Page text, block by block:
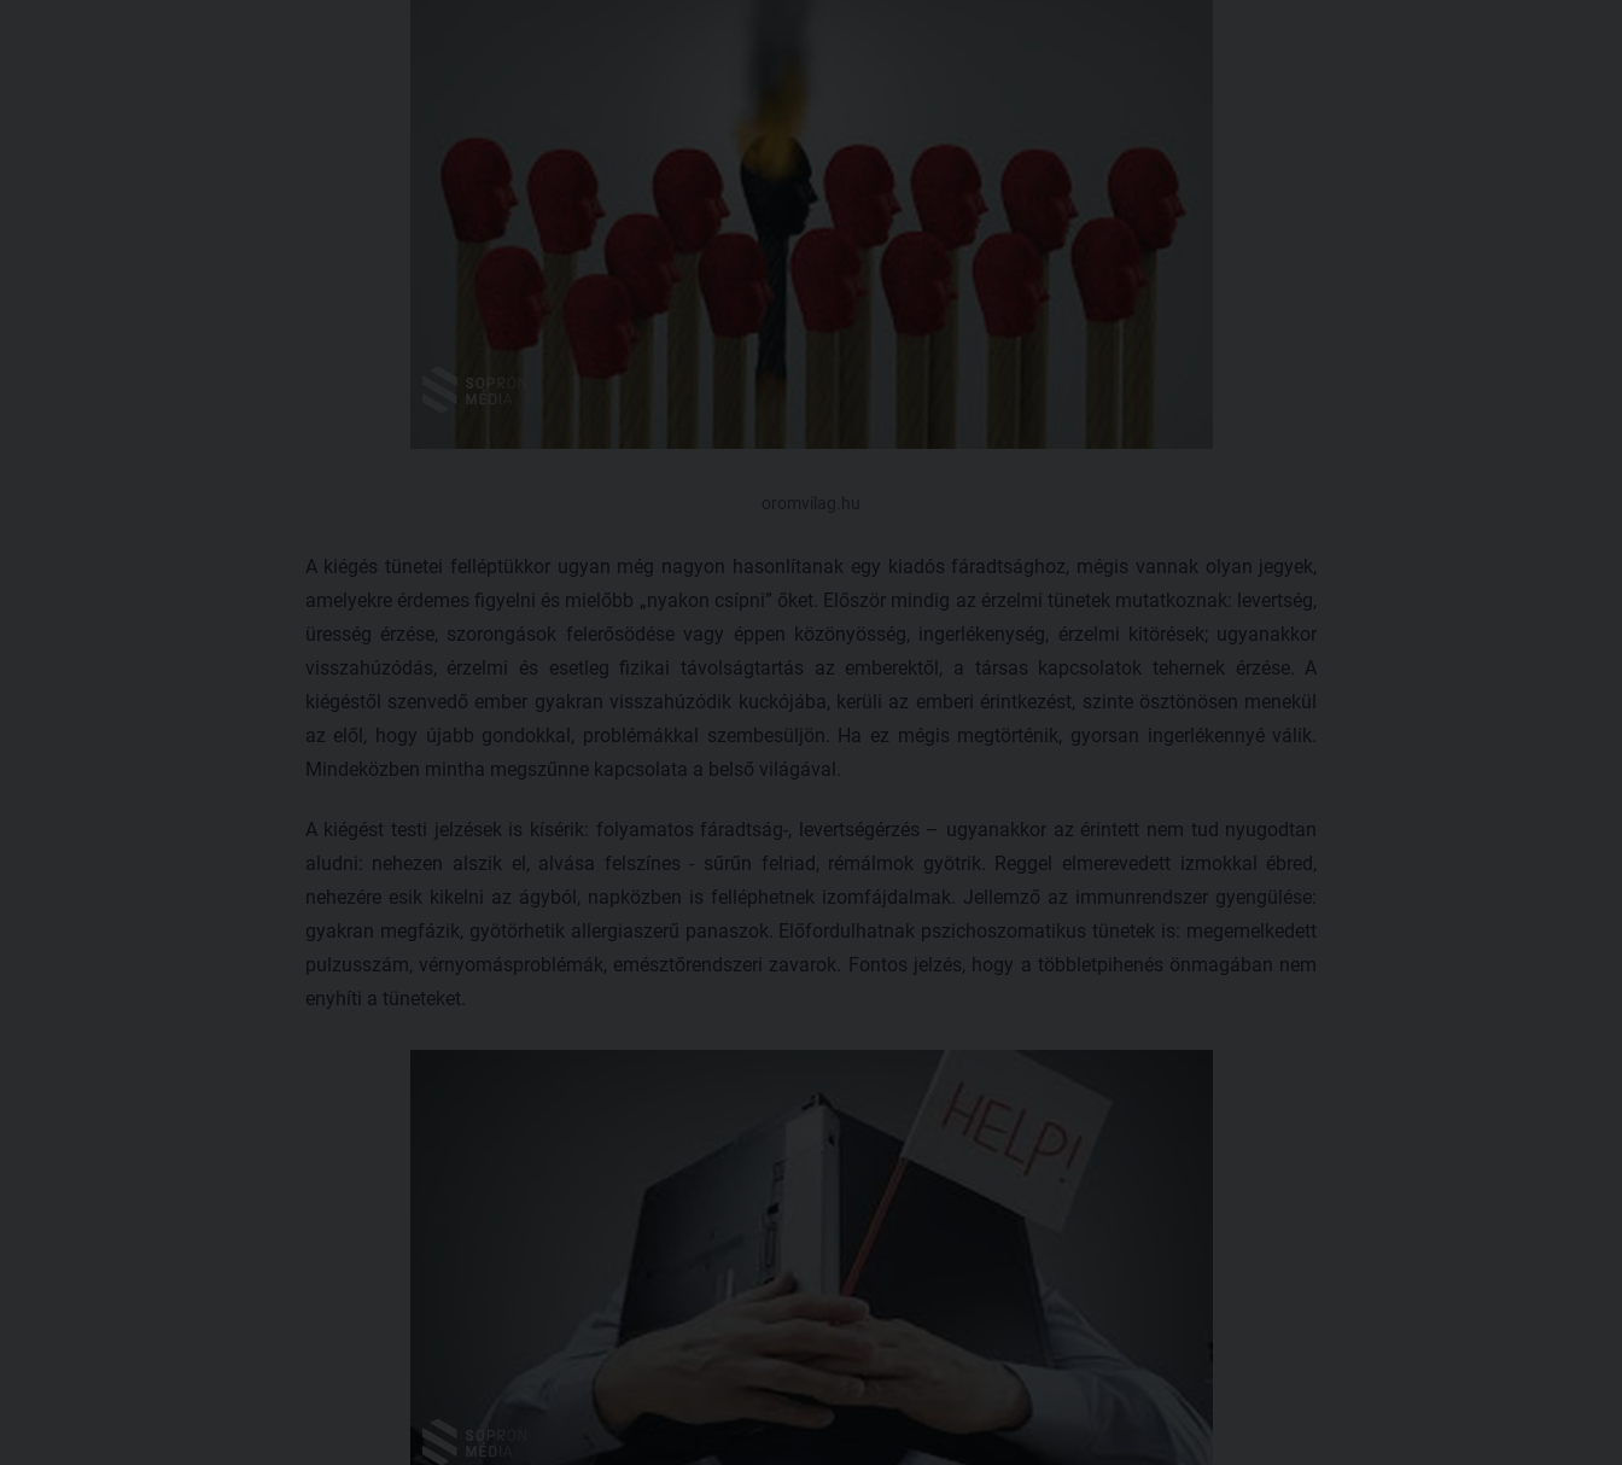
A kiégés tünetei felléptükkor ugyan még nagyon hasonlítanak egy kiadós fáradtsághoz, mégis vannak olyan jegyek,
amelyekre érdemes figyelni és mielőbb „nyakon csípni” őket. Először mindig az érzelmi tünetek mutatkoznak: levertség,
üresség érzése, szorongások felerősödése vagy éppen közönyösség, ingerlékenység, érzelmi kitörések; ugyanakkor
visszahúzódás, érzelmi és esetleg fizikai távolságtartás az emberektől, a társas kapcsolatok tehernek érzése. A
kiégéstől szenvedő ember gyakran visszahúzódik kuckójába, kerüli az emberi érintkezést, szinte ösztönösen menekül
az elől, hogy újabb gondokkal, problémákkal szembesüljön. Ha ez mégis megtörténik, gyorsan ingerlékennyé válik.
Mindeközben mintha megszűnne kapcsolata a belső világával.
A kiégést testi jelzések is kísérik: folyamatos fáradtság-, levertségérzés – ugyanakkor az érintett nem tud nyugodtan
aludni: nehezen alszik el, alvása felszínes - sűrűn felriad, rémálmok gyötrik. Reggel elmerevedett izmokkal ébred,
nehezére esik kikelni az ágyból, napközben is felléphetnek izomfájdalmak. Jellemző az immunrendszer gyengülése:
gyakran megfázik, gyötörhetik allergiaszerű panaszok. Előfordulhatnak pszichoszomatikus tünetek is: megemelkedett
pulzusszám, vérnyomásproblémák, emésztőrendszeri zavarok. Fontos jelzés, hogy a többletpihenés önmagában nem
enyhíti a tüneteket.